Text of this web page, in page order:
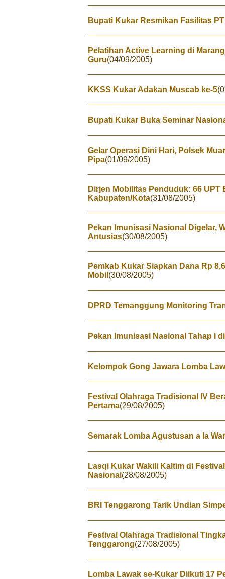
Bupati Kukar Resmikan Fasilitas
Pelatihan Active Learning di
Guru(04/09/2005)
KKSS Kukar Adakan Muscab ke-5
Bupati Kukar Buka Seminar
Gelar Operasi Dini Hari, Polsek
Pipa(01/09/2005)
Dirjen Mobilitas Penduduk: 66 UPT
Kabupaten/Kota(31/08/2005)
Pekan Imunisasi Nasional Digelar,
Antusias(30/08/2005)
Pemkab Kukar Siapkan Dana Rp
Mobil (30/08/2005)
DPRD Temanggung Monitoring
Pekan Imunisasi Nasional Tahap I
Kelompok Gong Jawara Lomba
Festival Olahraga Tradisional IV
Pertama(29/08/2005)
Semarak Lomba Agustusan a la
Lasqi Kukar Wakili Kaltim di
Nasional (28/08/2005)
BRI Tenggarong Tarik Undian
Festival Olahraga Tradisional
Tenggarong(27/08/2005)
Lomba Lawak se-Kukar Diikuti 17